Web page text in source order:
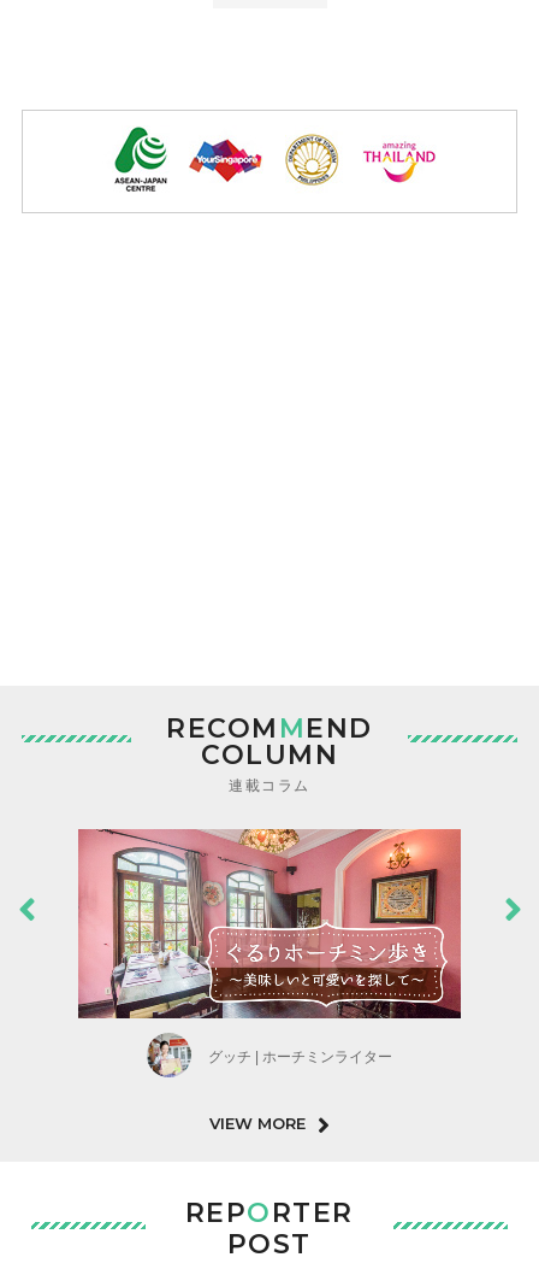
RECOM MEND
COLUMN
連載コラム
グッチ | ホーチミンライター
VIEW MORE
REPORTER
POST